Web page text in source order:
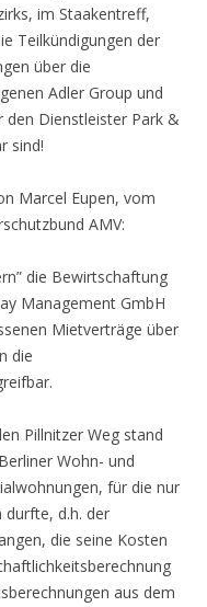
im Staakentreff,
Teilkündigungen der
über die
Adler Group und
den Dienstleister Park &
sind!
Marcel Eupen, vom
AMV:
die Bewirtschaftung
Management GmbH
Mietverträge über
die
Pillnitzer Weg stand
Wohn- und
für die nur
d.h. der
die seine Kosten
aus dem